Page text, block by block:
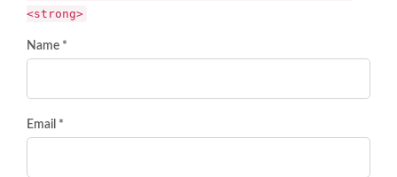
<strong>
Name *
Email *